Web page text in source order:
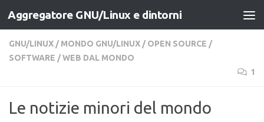
Salta al contenuto
Aggregatore GNU/Linux e dintorni
GNU/LINUX / MONDO GNU/LINUX / OPEN SOURCE /
SOFTWARE /WEB DAL MONDO
1
Le notizie minori del mondo